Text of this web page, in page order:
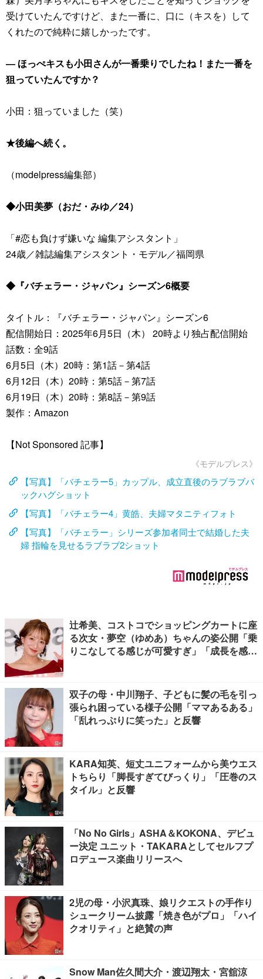
受けていたんですけど、また一番に、口に（キスを）して
くれたので純粋に嬉しかったです。
― ほっぺキスも小田さんが一番乗りでしたね！また一番を
狙っていたんですか？
小田：狙っていました（笑）
★後編へ続く。
（modelpress編集部）
◆小田美夢（おだ・みゆ／24）
「#恋も負けず嫌いな 編集アシスタント」
24歳／雑誌編集アシスタント・モデル／福岡県
◆『バチェラー・ジャパン』シーズン6概要
タイトル：『バチェラー・ジャパン』シーズン6
配信開始日：2025年6月5日（木） 20時より独占配信開始
話数：全9話
6月5日（木）20時：第1話－第4話
6月12日（木）20時：第5話－第7話
6月19日（木）20時：第8話－第9話
製作：Amazon
【Not Sponsored 記事】
《モデルプレス》
【写真】「バチェラー5」カップル、成立直後のラブラブバ
ックハグショット
【写真】「バチェラー4」黄皓、夫婦マタニティフォト
【写真】「バチェラー」シリーズ参加者同士で結婚した夫
婦 指輪を見せるラブラブ2ショット
辻希美、コストコでショッピングカートに座
る次女・夢空（ゆめあ）ちゃんの姿公開「乗
りこなしてる感じが可愛すぎ」「成長を感じ
双子の母・中川翔子、子どもに髪の毛を引っ
張られ困っている様子公開「ママあるある」
「乱れっぷりに笑った」と反響
KARA知英、短丈ユニフォームから美ウエス
トちらり「脚長すぎてびっくり」「圧巻のス
タイル」と反響
「No No Girls」ASHA＆KOKONA、デビュ
ー決定 ユニット・TAKARAとしてセルフプ
ロデュース楽曲リリースへ
2児の母・小沢真珠、娘リクエストの手作り
シュークリーム披露「焼き色がプロ」「ハイ
クオリティ」と絶賛の声
Snow Man佐久間大介・渡辺翔太・宮舘涼